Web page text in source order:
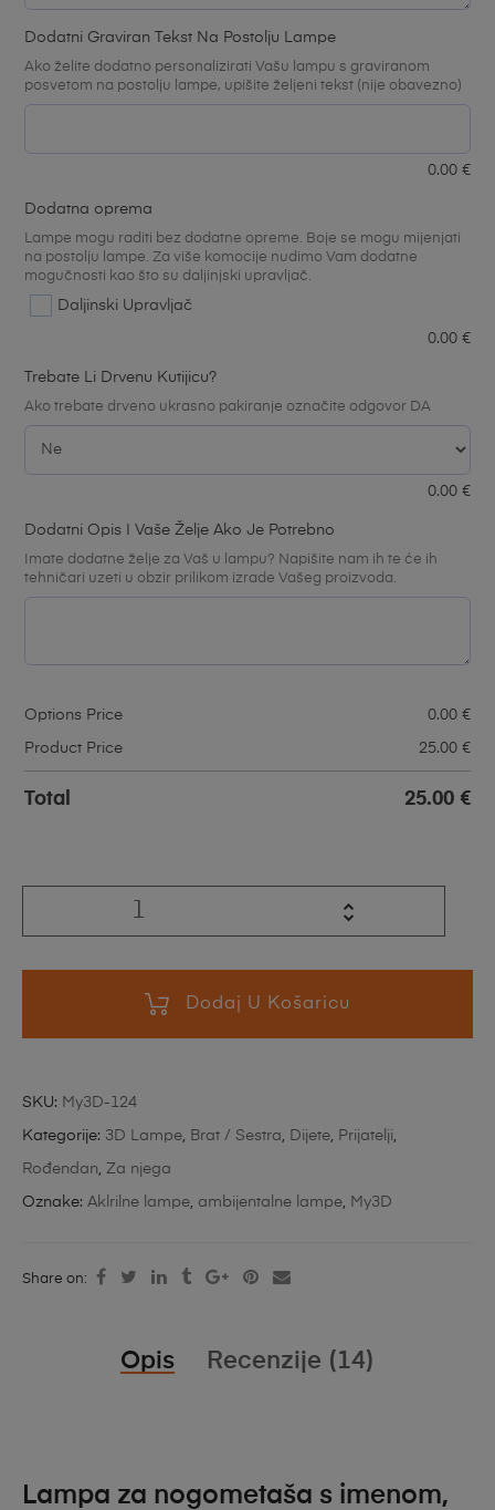
Dodatni Graviran Tekst Na Postolju Lampe
Ako želite dodatno personalizirati Vašu lampu s graviranom
posvetom na postolju lampe, upišite željeni tekst (nije obavezno)
0.00 €
Dodatna oprema
Lampe mogu raditi bez dodatne opreme. Boje se mogu mijenjati
na postolju lampe. Za više komocije nudimo Vam dodatne
mogučnosti kao što su daljinjski upravljač.
Daljinski Upravljač
0.00 €
Trebate Li Drvenu Kutijicu?
Ako trebate drveno ukrasno pakiranje označite odgovor DA
0.00 €
Dodatni Opis I Vaše Želje Ako Je Potrebno
Imate dodatne želje za Vaš u lampu? Napišite nam ih te će ih
tehničari uzeti u obzir prilikom izrade Vašeg proizvoda.
Options Price 0.00 €
Product Price 25.00 €
Total 25.00 €
Dodaj U Košaricu
SKU: My3D-124
Kategorije: 3D Lampe, Brat / Sestra, Dijete, Prijatelji,
Rođendan, Za njega
Oznake: Aklrilne lampe, ambijentalne lampe, My3D
Share on:
Opis Recenzije (14)
Lampa za nogometaša s imenom,